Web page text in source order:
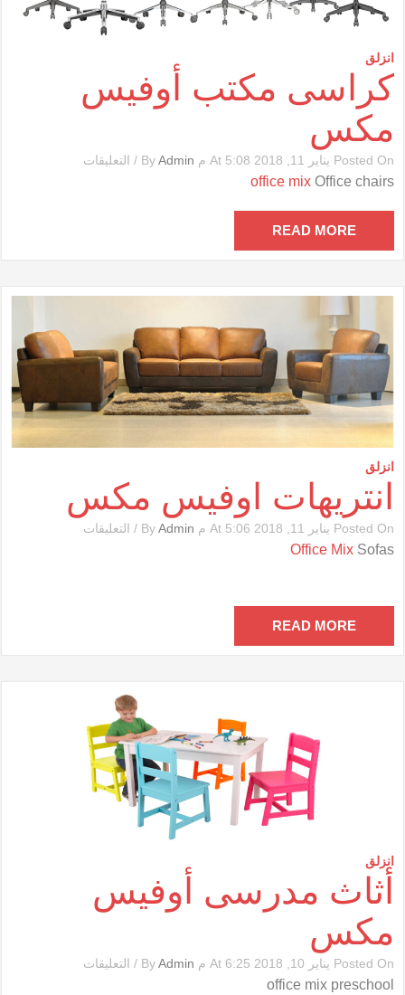
انزلق
كراسى مكتب أوفيس
مكس
Posted On يناير 11, 2018 At 5:08 م By Admin
/ التعليقات
office mixOffice chairs
READ MORE
انزلق
انتريهات اوفيس مكس
Posted On يناير 11, 2018 At 5:06 م By Admin
/ التعليقات
Office Mix Sofas
READ MORE
انزلق
أثاث مدرسى أوفيس
مكس
Posted On يناير 10, 2018 At 6:25 م By Admin
/ التعليقات
office mix preschool